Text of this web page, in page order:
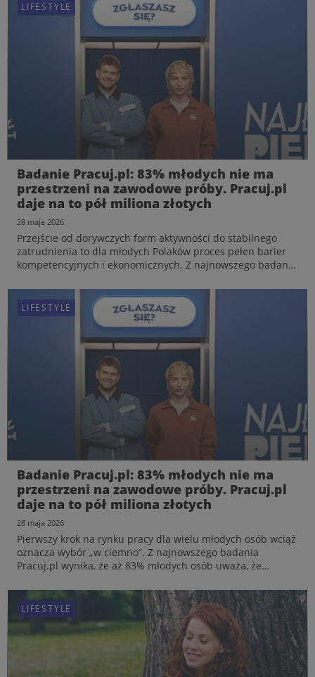
LIFESTYLE
Badanie Pracuj.pl: 83% młodych nie ma
przestrzeni na zawodowe próby. Pracuj.pl
daje na to pół miliona złotych
28 maja 2026
Przejście od dorywczych form aktywności do stabilnego
zatrudnienia to dla młodych Polaków proces pełen barier
kompetencyjnych i ekonomicznych. Z najnowszego badania
odczuwa brak przestrzeni na swobodne testowanie
zawodow...
LIFESTYLE
Badanie Pracuj.pl: 83% młodych nie ma
przestrzeni na zawodowe próby. Pracuj.pl
daje na to pół miliona złotych
28 maja 2026
Przejście od dorywczych form aktywności do stabilnego
zatrudnienia to dla młodych Polaków proces pełen barier
kompetencyjnych i ekonomicznych. Z najnowszego badania
odczuwa brak przestrzeni na swobodne testowanie
zawodow...
LIFESTYLE
Badanie Pracuj.pl: 83% młodych nie ma
przestrzeni na zawodowe próby. Pracuj.pl
daje na to pół miliona złotych
28 maja 2026
Pierwszy krok na rynku pracy dla wielu młodych osób wciąż
oznacza wybór „w ciemno”. Z najnowszego badania
Pracuj.pl wynika, że aż 83% młodych osób uważa, że
zawodowych ścieżek. Jednocześnie 67% chciałoby
sprawdzić, czy ich pas...
LIFESTYLE
LIFESTYLE
LIFESTYLE